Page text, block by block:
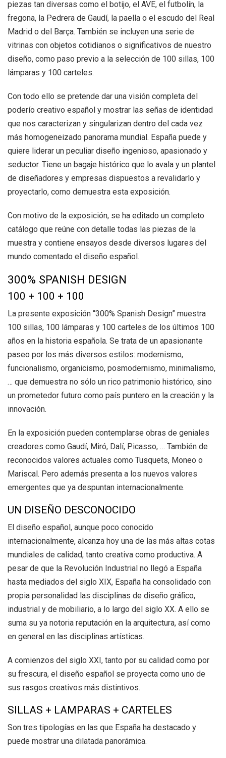
piezas tan diversas como el botijo, el AVE, el futbolín, la
fregona, la Pedrera de Gaudí, la paella o el escudo del Real
Madrid o del Barça. También se incluyen una serie de
vitrinas con objetos cotidianos o significativos de nuestro
diseño, como paso previo a la selección de 100 sillas, 100
lámparas y 100 carteles.
Con todo ello se pretende dar una visión completa del
poderío creativo español y mostrar las señas de identidad
que nos caracterizan y singularizan dentro del cada vez
más homogeneizado panorama mundial. España puede y
quiere liderar un peculiar diseño ingenioso, apasionado y
seductor. Tiene un bagaje histórico que lo avala y un plantel
de diseñadores y empresas dispuestos a revalidarlo y
proyectarlo, como demuestra esta exposición.
Con motivo de la exposición, se ha editado un completo
catálogo que reúne con detalle todas las piezas de la
muestra y contiene ensayos desde diversos lugares del
mundo comentado el diseño español.
300% SPANISH DESIGN
100 + 100 + 100
La presente exposición “300% Spanish Design” muestra
100 sillas, 100 lámparas y 100 carteles de los últimos 100
años en la historia española. Se trata de un apasionante
paseo por los más diversos estilos: modernismo,
funcionalismo, organicismo, posmodernismo, minimalismo,
… que demuestra no sólo un rico patrimonio histórico, sino
un prometedor futuro como país puntero en la creación y la
innovación.
En la exposición pueden contemplarse obras de geniales
creadores como Gaudí, Miró, Dalí, Picasso, … También de
reconocidos valores actuales como Tusquets, Moneo o
Mariscal. Pero además presenta a los nuevos valores
emergentes que ya despuntan internacionalmente.
UN DISEÑO DESCONOCIDO
El diseño español, aunque poco conocido
internacionalmente, alcanza hoy una de las más altas cotas
mundiales de calidad, tanto creativa como productiva. A
pesar de que la Revolución Industrial no llegó a España
hasta mediados del siglo XIX, España ha consolidado con
propia personalidad las disciplinas de diseño gráﬁco,
industrial y de mobiliario, a lo largo del siglo XX. A ello se
suma su ya notoria reputación en la arquitectura, así como
en general en las disciplinas artísticas.
A comienzos del siglo XXI, tanto por su calidad como por
su frescura, el diseño español se proyecta como uno de
sus rasgos creativos más distintivos.
SILLAS + LAMPARAS + CARTELES
Son tres tipologías en las que España ha destacado y
puede mostrar una dilatada panorámica.